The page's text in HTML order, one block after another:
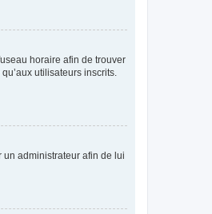
horaire afin de trouver
utilisateurs inscrits.
un administrateur afin de lui